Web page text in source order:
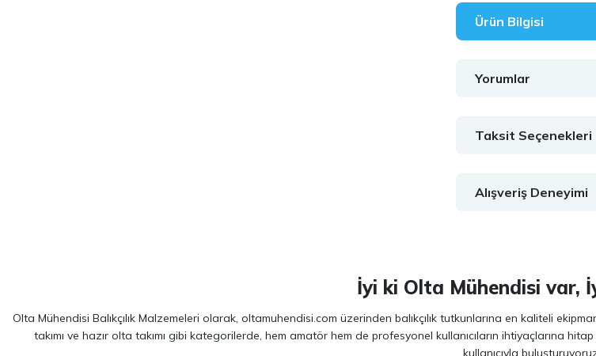
Ürün Bilgisi
Yorumlar
Taksit Seçenekleri
Alışveriş Deneyimi
İyi ki Olta Mühendisi var,
Olta Mühendisi Balıkçılık Malzemeleri olarak, oltamuhendisi.com üzerinden balıkçılık tutkunlarına en kaliteli
takımı ve hazır olta takımı gibi kategorilerde, hem amatör hem de profesyonel kullanıcıların ihtiyaçlarına
kullanıcıyla